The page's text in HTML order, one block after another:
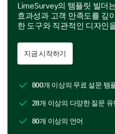
온라인 서비스 외에 약속
선호하십니까?
LimeSurvey의 템플릿 빌더
효과성과 고객 만족도를 깊
한 도구와 직관적인 디자인
지금 시작하기
800개 이상의 무료 설문 템
28개 이상의 다양한 질문 유
80개 이상의 언어